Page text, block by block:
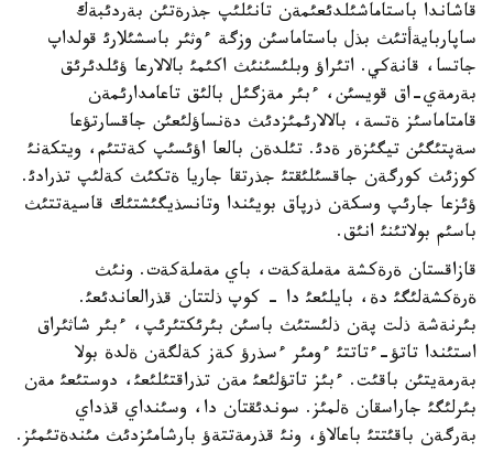
قاشاندا باستاماشئلدئعئمةن تانئلئپ جذرةتئن بةردئبةك
ساپاربايةأتئث بذل باستاماسئن وزگة ءوثئر باسشئلارئ قولداپ
جاتسا، قانةكي. اتئراؤ وبلئسئنئث اكئمئ بالالارعا ؤئلدئرئق
بةرمةي-اق قويسئن، ءبئر مةزگئل بالئق تاعامدارئمةن
قامتاماسئز ةتسة، بالالارئمئزدئث دةنساؤلئعئن جاقسارتؤعا
سةپتئگئن تيگئزةر ةدئ. تئلدةن بالعا اؤئسئپ كةتتئم، ويتكةنئ
كوزئث كورگةن جاقسئلئقتئ جذرتقا جاريا ةتكئث كةلئپ تذرادئ.
ؤئزعا جارئپ وسكةن ذرپاق بويئندا وتانسذيگئشتئك قاسيةتتئث
باسئم بولاتئنئ انئق.
قازاقستان ةرةكشة مةملةكةت، باي مةملةكةت. ونئث
ةرةكشةلئگئ دة، بايلئعئ دا - كوپ ذلتتان قذرالعاندئعئ.
بئرنةشة ذلت پةن ذلئستئث باسئن بئرئكتئرئپ، ءبئر شاثئراق
استئندا تاتؤ-ءتاتتئ ءومئر ءسذرؤ كةز كةلگةن ةلدة بولا
بةرمةيتئن باقئت. ءبئز تاتؤلئعئ مةن تذراقتئلئعئ، دوستئعئ مةن
بئرلئگئ جاراسقان ةلمئز. سوندئقتان دا، وسئنداي قذداي
بةرگةن باقئتتئ باعالاؤ، ونئ قذرمةتتةؤ بارشامئزدئث مئندةتئمئز.